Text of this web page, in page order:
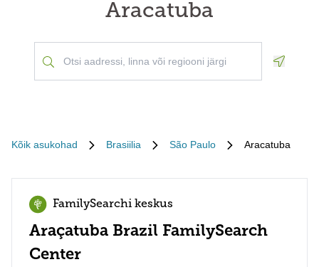
Aracatuba
Kõik asukohad Brasiilia São Paulo Aracatuba
FamilySearchi keskus
Araçatuba Brazil FamilySearch
Center